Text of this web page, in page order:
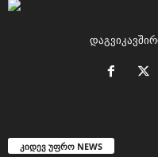
კიდევ უფრო NEWS